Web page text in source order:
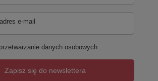
e-mail
danych osobowych
Zapisz się do newslettera